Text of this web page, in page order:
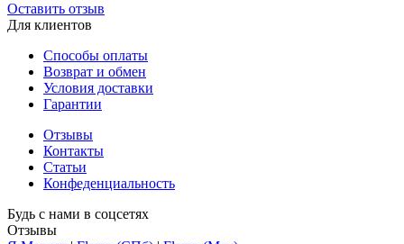
Оставить отзыв
Для клиентов
Способы оплаты
Возврат и обмен
Условия доставки
Гарантии
Отзывы
Контакты
Статьи
Конфеденциальность
Будь с нами в соцсетях
Отзывы